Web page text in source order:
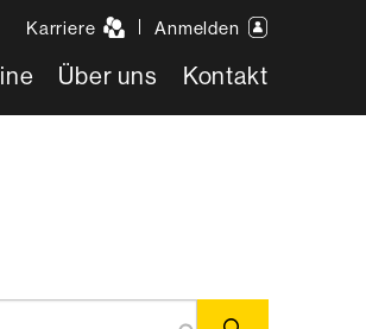
Karriere Anmelden
Über uns Kontakt